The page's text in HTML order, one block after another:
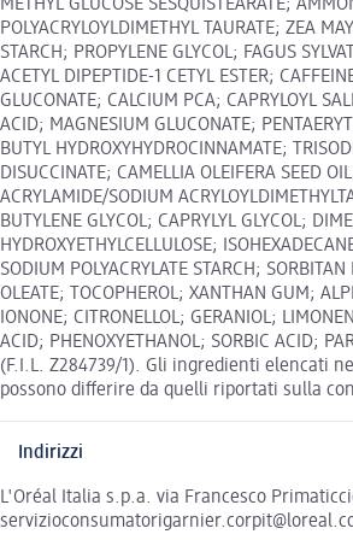
METHYL GLUCOSE SESQUISTEARATE;
POLYACRYLOYLDIMETHYL TAURATE; ZEA
STARCH; PROPYLENE GLYCOL; FAGUS
ACETYL DIPEPTIDE-1 CETYL ESTER;
GLUCONATE; CALCIUM PCA; CAPRYLOYL
ACID; MAGNESIUM GLUCONATE;
BUTYL HYDROXYHYDROCINNAMATE;
DISUCCINATE; CAMELLIA OLEIFERA SEED
ACRYLAMIDE/SODIUM
BUTYLENE GLYCOL; CAPRYLYL GLYCOL;
HYDROXYETHYLCELLULOSE;
SODIUM POLYACRYLATE STARCH; SORBITAN
OLEATE; TOCOPHEROL; XANTHAN GUM;
IONONE; CITRONELLOL; GERANIOL;
ACID; PHENOXYETHANOL; SORBIC ACID;
(F.I.L. Z284739/1). Gli ingredienti elencati
possono differire da quelli riportati sulla
Indirizzi
L'Oréal Italia s.p.a. via Francesco